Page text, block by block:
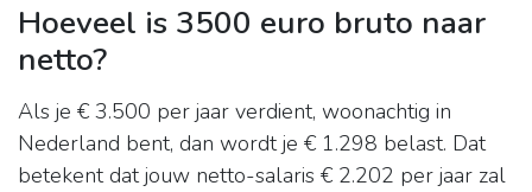
Hoeveel is 3500 euro bruto naar
netto?
Als je € 3.500 per jaar verdient, woonachtig in
Nederland bent, dan wordt je € 1.298 belast. Dat
betekent dat jouw netto-salaris € 2.202 per jaar zal